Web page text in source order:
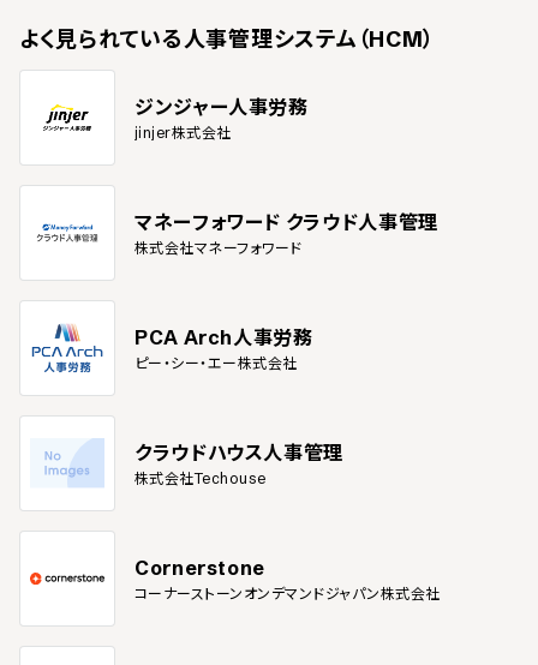
よく見られている人事管理システム（HCM）
ジンジャー人事労務
jinjer株式会社
マネーフォワード クラウド人事管理
株式会社マネーフォワード
PCA Arch人事労務
ピー・シー・エー株式会社
クラウドハウス人事管理
株式会社Techouse
Cornerstone
コーナーストーンオンデマンドジャパン株式会社